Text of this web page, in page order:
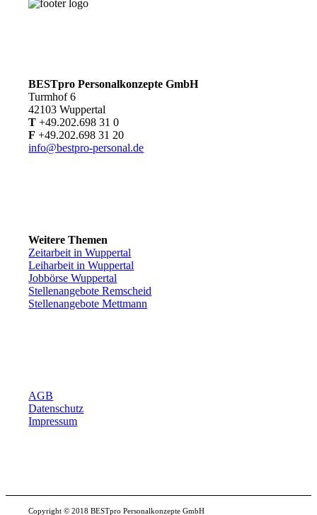
BESTpro Personalkonzepte GmbH
Turmhof 6
42103 Wuppertal
T +49.202.698 31 0
F +49.202.698 31 20
info@bestpro-personal.de
Weitere Themen
Zeitarbeit in Wuppertal
Leiharbeit in Wuppertal
Jobbörse Wuppertal
Stellenangebote Remscheid
Stellenangebote Mettmann
AGB
Datenschutz
Impressum
Copyright © 2018 BESTpro Personalkonzepte GmbH